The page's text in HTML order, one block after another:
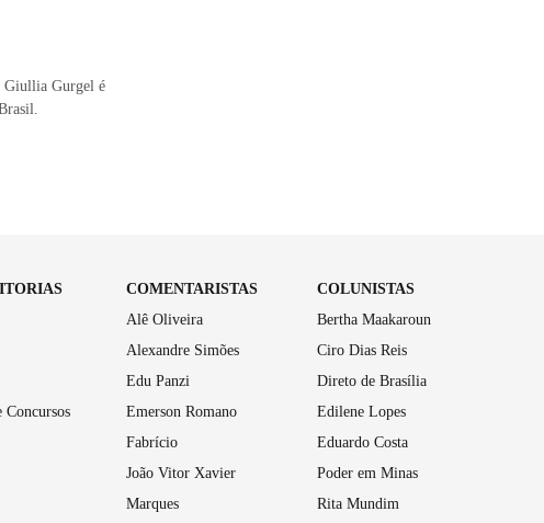
Giullia Gurgel é
Concursos
COMENTARISTAS
Alê Oliveira
Alexandre Simões
Edu Panzi
Emerson Romano
Fabrício
João Vitor Xavier
Marques
COLUNISTAS
Bertha Maakaroun
Ciro Dias Reis
Direto de Brasília
Edilene Lopes
Eduardo Costa
Poder em Minas
Rita Mundim